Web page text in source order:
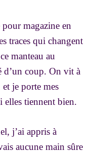
magazine en
traces qui changent
manteau au
d’un coup. On vit à
je porte mes
elles tiennent bien.
j’ai appris à
aucune main sûre